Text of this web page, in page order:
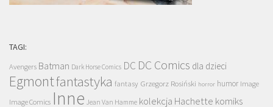
TAGI:
Avengers Batman Dark Horse Comics DC DC Comics dla dzieci
Egmontfantastyka fantasy Grzegorz Rosiński horror humor Image
Image Comics Inne Jean Van Hamme kolekcja Hachette komiks